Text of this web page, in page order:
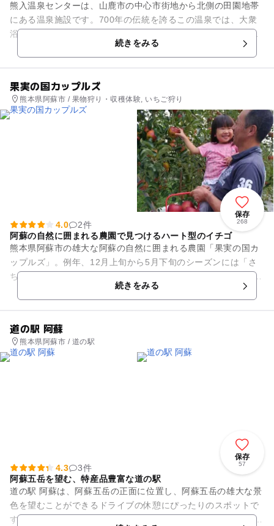
熊入温泉センターは、山鹿市の中心市街地から北側の田園地帯
にある温泉施設です。700年の伝統を誇るこの温泉では、大衆
浴場の他、家族風呂、大広間があり、大広間では宴会もできま
す（カラオケもあります）...続きをみる
果実の国カップルズ
熊本県阿蘇市 / 果物狩り・収穫体験, いちご狩り
保存
268
4.0
2件
阿蘇の自然に囲まれる農園で見つけるハート型のイチゴ
熊本県阿蘇市の雄大な阿蘇の自然に囲まれる農園「果実の国カ
ップルズ」。例年、12月上旬から5月下旬のシーズンには「さ
ちのか」、「おいCベリー」、「かなみひめ」など6種類のがい
っぱいに実り、甘い香り...続きをみる
道の駅 阿蘇
熊本県阿蘇市 / 道の駅
保存
57
4.3
3件
阿蘇五岳を望む、特産品豊富な道の駅
道の駅 阿蘇は、阿蘇五岳の正面に位置し、阿蘇五岳の雄大な景
色を望むことができるドライブの休憩にぴったりのスポットで
す。国道57号線沿いでJR阿蘇駅に隣接しており、アクセスも良